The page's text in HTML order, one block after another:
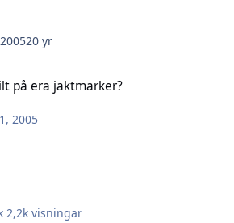
20 yr
på era jaktmarker?
2005
2,2k visningar